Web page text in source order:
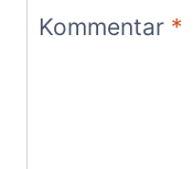
Kommentar *